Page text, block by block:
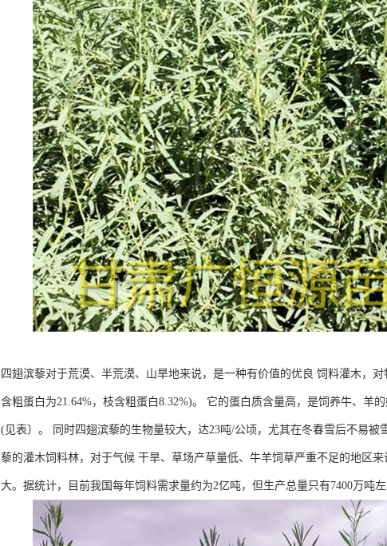
四翅滨藜对于荒漠、半荒漠、山旱地来说，是一种有价值的优良 饲料灌木，
含粗蛋白为21.64%，枝含粗蛋白8.32%)。 它的蛋白质含量高，是饲养牛、羊
(见表〕。 同时四翅滨藜的生物量较大，达23吨/公顷，尤其在冬春雪后不易
藜的灌木饲料林，对于气候 干旱、草场产草量低、牛羊饲草严重不足的地区
大。据统计，目前我国每年饲料需求量约为2亿吨，但生产总量只有7400万吨左